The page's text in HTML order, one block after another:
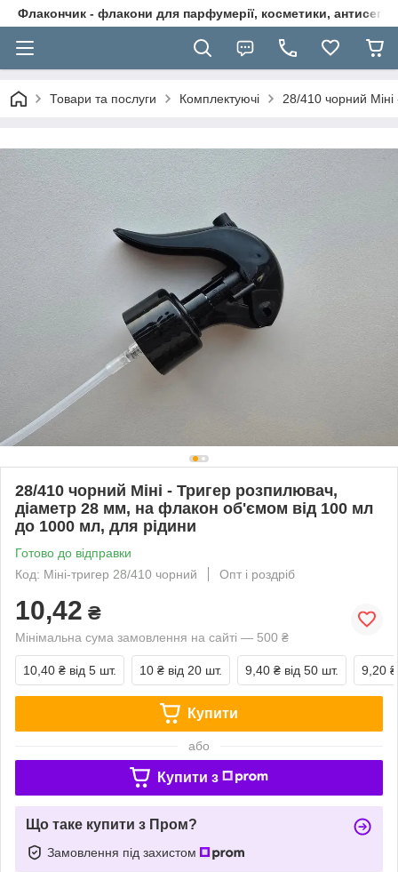
Флакончик - флакони для парфумерії, косметики,
Товари та послуги Комплектуючі 28/410 чорний
28/410 чорний Міні - Тригер розпилювач,
діаметр 28 мм, на флакон об'ємом від 100 мл
до 1000 мл, для рідини
Готово до відправки
Код: Міні-тригер 28/410 чорний
Опт і роздріб
10,42 ₴
Мінімальна сума замовлення на сайті — 500 ₴
10,40 ₴ від 5 шт. 10 ₴ від 20 шт. 9,40 ₴ від 50 шт. 9,20 ₴
Купити
або
Купити з
Що таке купити з Пром?
Замовлення під захистом